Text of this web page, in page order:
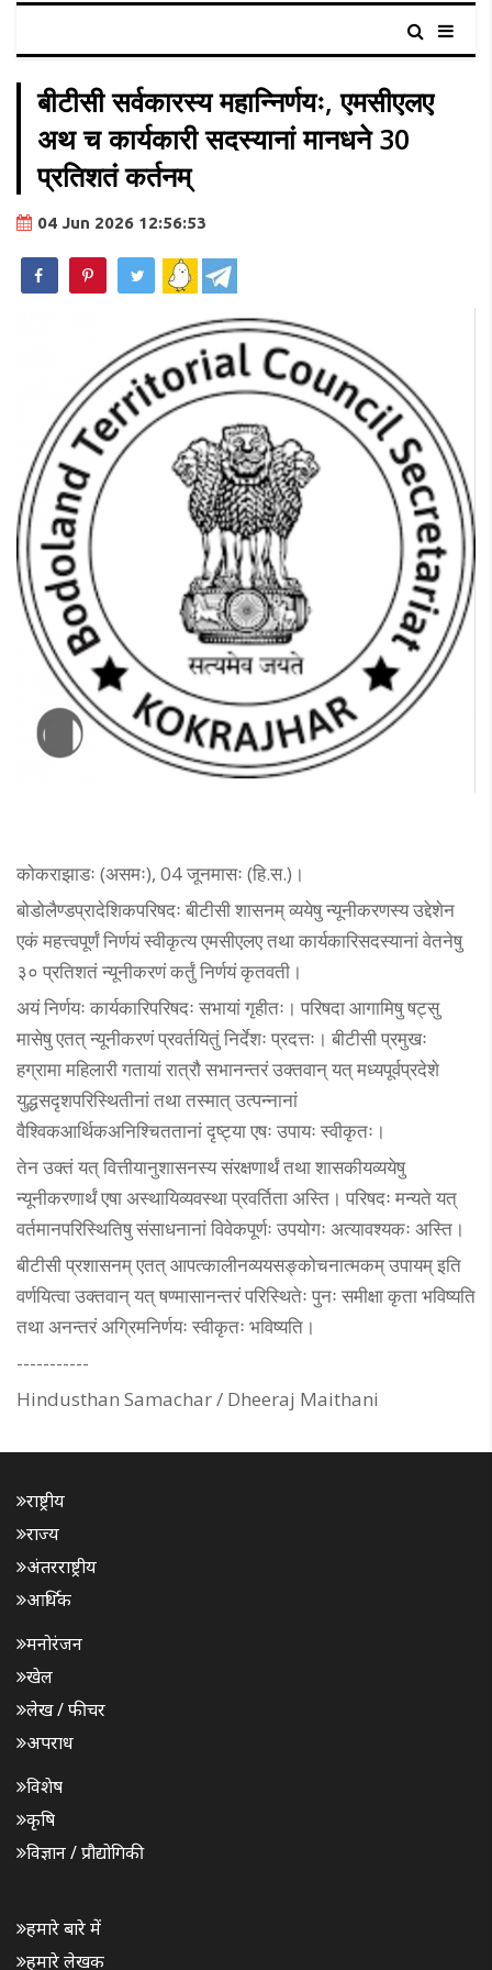
बीटीसी सर्वकारस्य महान्निर्णयः, एमसीएलए
अथ च कार्यकारी सदस्यानां मानधने 30
प्रतिशतं कर्तनम्
04 Jun 2026 12:56:53
कोकराझाडः (असमः), 04 जूनमासः (हि.स.)।
बोडोलैण्डप्रादेशिकपरिषदः बीटीसी शासनम् व्ययेषु न्यूनीकरणस्य उद्देशेन
एकं महत्त्वपूर्णं निर्णयं स्वीकृत्य एमसीएलए तथा कार्यकारिसदस्यानां वेतनेषु
३० प्रतिशतं न्यूनीकरणं कर्तुं निर्णयं कृतवती।
अयं निर्णयः कार्यकारिपरिषदः सभायां गृहीतः। परिषदा आगामिषु षट्सु
मासेषु एतत् न्यूनीकरणं प्रवर्तयितुं निर्देशः प्रदत्तः। बीटीसी प्रमुखः
हग्रामा महिलारी गतायां रात्रौ सभानन्तरं उक्तवान् यत् मध्यपूर्वप्रदेशे
युद्धसदृशपरिस्थितीनां तथा तस्मात् उत्पन्नानां
वैश्विकआर्थिकअनिश्चिततानां दृष्ट्या एषः उपायः स्वीकृतः।
तेन उक्तं यत् वित्तीयानुशासनस्य संरक्षणार्थं तथा शासकीयव्ययेषु
न्यूनीकरणार्थं एषा अस्थायिव्यवस्था प्रवर्तिता अस्ति। परिषदः मन्यते यत्
वर्तमानपरिस्थितिषु संसाधनानां विवेकपूर्णः उपयोगः अत्यावश्यकः अस्ति।
बीटीसी प्रशासनम् एतत् आपत्कालीनव्ययसङ्कोचनात्मकम् उपायम् इति
वर्णयित्वा उक्तवान् यत् षण्मासानन्तरं परिस्थितेः पुनः समीक्षा कृता भविष्यति
तथा अनन्तरं अग्रिमनिर्णयः स्वीकृतः भविष्यति।
-----------
Hindusthan Samachar / Dheeraj Maithani
राष्ट्रीय
राज्य
अंतरराष्ट्रीय
आर्थिक
मनोरंजन
खेल
लेख / फीचर
अपराध
विशेष
कृषि
विज्ञान / प्रौद्योगिकी
हमारे बारे में
हमारे लेखक